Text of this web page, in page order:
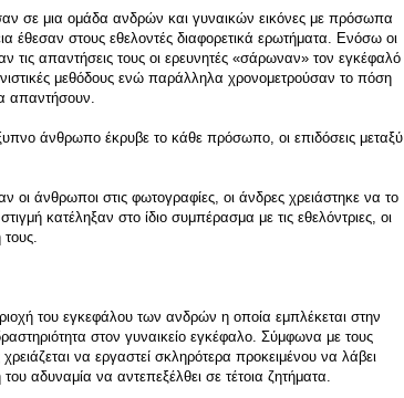
σε μια ομάδα ανδρών και γυναικών εικόνες με πρόσωπα
έθεσαν στους εθελοντές διαφορετικά ερωτήματα. Ενόσω οι
τις απαντήσεις τους οι ερευνητές «σάρωναν» τον εγκέφαλό
μεθόδους ενώ παράλληλα χρονομετρούσαν το πόση
απαντήσουν.
άνθρωπο έκρυβε το κάθε πρόσωπο, οι επιδόσεις μεταξύ
οι άνθρωποι στις φωτογραφίες, οι άνδρες χρειάστηκε να το
κατέληξαν στο ίδιο συμπέρασμα με τις εθελόντριες, οι
του εγκεφάλου των ανδρών η οποία εμπλέκεται στην
στον γυναικείο εγκέφαλο. Σύμφωνα με τους
να εργαστεί σκληρότερα προκειμένου να λάβει
αδυναμία να αντεπεξέλθει σε τέτοια ζητήματα.